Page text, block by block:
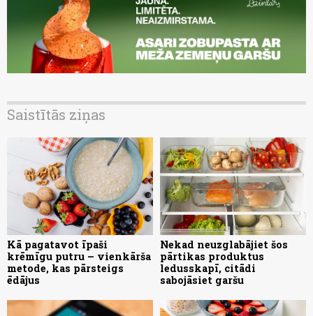
Saistītās ziņas
Kā pagatavot īpaši
krēmīgu putru – vienkārša
metode, kas pārsteigs
ēdājus
Nekad neuzglabājiet šos
pārtikas produktus
ledusskapī, citādi
sabojāsiet garšu